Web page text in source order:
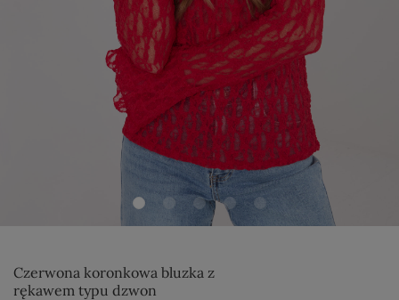
Czerwona koronkowa bluzka z
rękawem typu dzwon